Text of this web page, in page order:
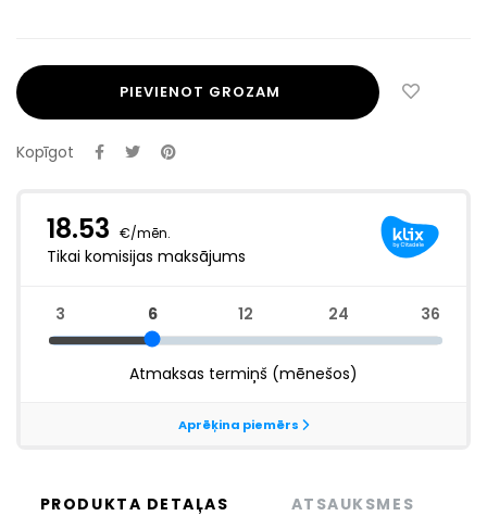
PIEVIENOT GROZAM
Kopīgot
PRODUKTA DETAĻAS ATSAUKSMES